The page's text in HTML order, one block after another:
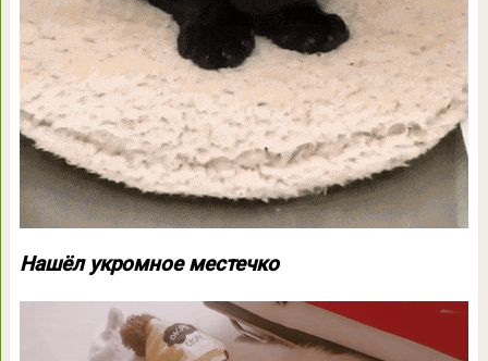
Нашёл укромное местечко